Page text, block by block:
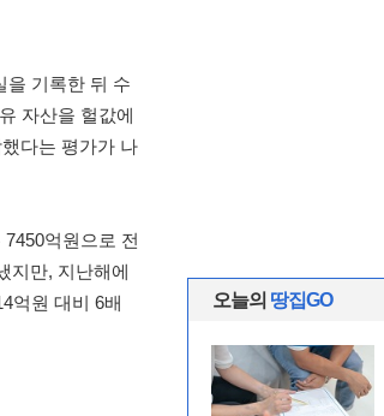
을 기록한 뒤 수
자산을 헐값에
다는 평가가 나
억원으로 전
지만, 지난해에
억원 대비 6배
오늘의 땅집GO